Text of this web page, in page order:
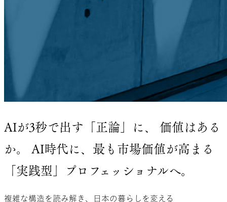
AIが3秒で出す 「正論」に、 価値はある
か。 AI時代に、 最も市場価値が高まる
「実践型」 プロフェッショナルへ。
複雑な構造を読み解き、 日本の暮らし を変える